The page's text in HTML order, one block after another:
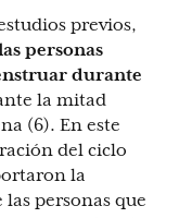
previos,
personas
durante
la mitad
(6). En este
del ciclo
la
personas que